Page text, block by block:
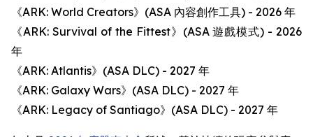
《ARK: World Creators》(ASA 內容創作工具) - 2026 年
《ARK: Survival of the Fittest》(ASA 遊戲模式) - 2026
年
《ARK: Atlantis》(ASA DLC) - 2027 年
《ARK: Galaxy Wars》(ASA DLC) - 2027 年
《ARK: Legacy of Santiago》(ASA DLC) - 2027 年